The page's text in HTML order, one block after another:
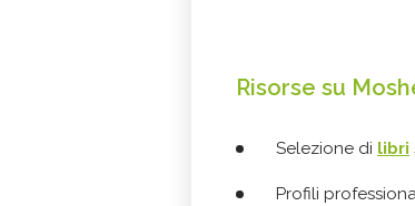
Risorse su
Selezione di libri
Profili